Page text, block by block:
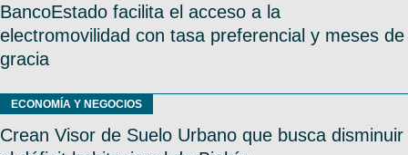
BancoEstado facilita el acceso a la
electromovilidad con tasa preferencial y meses de
gracia
ECONOMÍA Y NEGOCIOS
Crean Visor de Suelo Urbano que busca disminuir